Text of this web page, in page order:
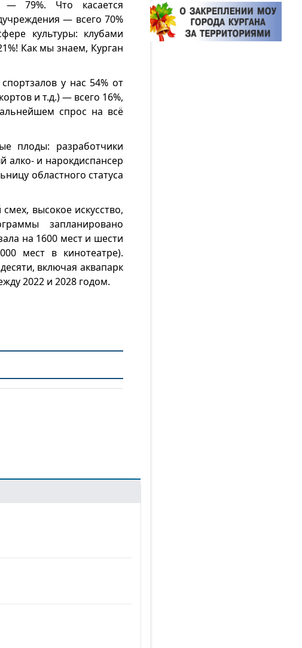
— 79%. Что касается
— всего 70%
культуры: клубами
Как мы знаем, Курган
у нас 54% от
и т.д.) — всего 16%,
спрос на всё
плоды: разработчики
алко- и нарокдиспансер
областного статуса
высокое искусство,
запланировано
на 1600 мест и шести
мест в кинотеатре).
включая аквапарк
2022 и 2028 годом.